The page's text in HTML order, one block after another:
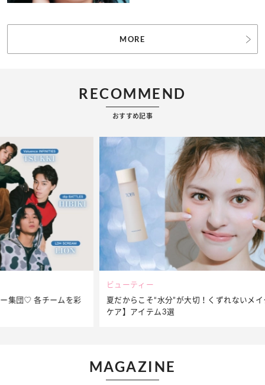
MORE
RECOMMEND
おすすめ記事
夏だからこそ“水分”が大切！くずれないメイクをつくる【保湿
MAGAZINE